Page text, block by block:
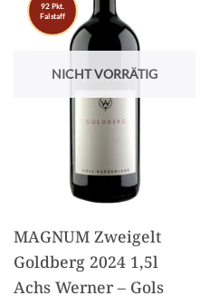
NICHT VORRÄTIG
92 Pkt.
Falstaff
MAGNUM Zweigelt
Goldberg 2024 1,5l
Achs Werner – Gols